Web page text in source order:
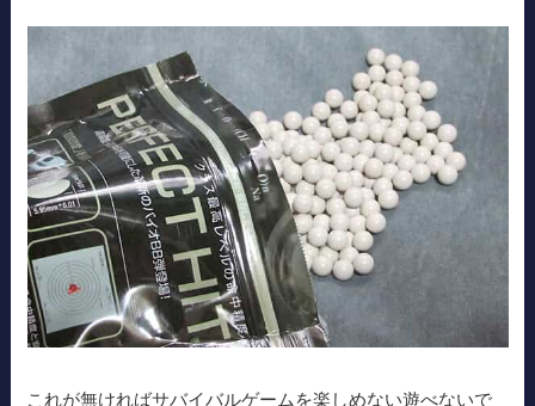
これが無ければサバイバルゲームを楽しめない遊べないで